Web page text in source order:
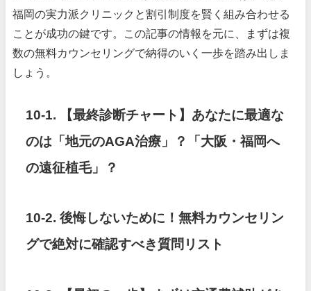
福岡の実力派クリニックと割引制度を賢く組み合わせる
ことが成功の鍵です。この記事の情報を元に、まずは複
数の無料カウンセリングで納得のいく一歩を踏み出しま
しょう。
10-1.
【最終診断チャート】あなたに最適な
のは「地元のAGA治療」？「大阪・福岡へ
の遠征植毛」？
10-2. 後悔しないために！無料カウンセリン
グで絶対に確認すべき質問リスト